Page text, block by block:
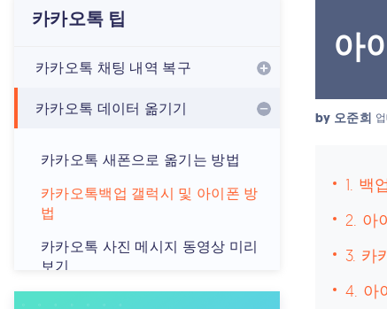
카카오톡 팁
카카오톡 채팅 내역 복구
카카오톡 데이터 옮기기
카카오톡 새폰으로 옮기는 방법
카카오톡백업 갤럭시 및 아이폰 방
법
카카오톡 사진 메시지 동영상 미리
보기
카카오톡 사진 위치 추적하는 법.
아
by 오준희
1. 백
2. 아
3. 카
4. 아